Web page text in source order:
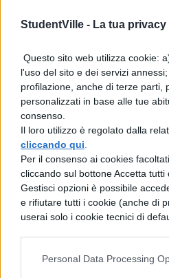
StudentVille - La tua
Questo sito web utilizza cookie:
l'uso del sito e dei servizi
profilazione, anche di terze parti,
personalizzati in base alle tue
consenso.
Il loro utilizzo è regolato dalla
cliccando qui
Per il consenso ai cookies
cliccando sul bottone Accetta
Gestisci opzioni è possibile
e rifiutare tutti i cookie (anche di
userai solo i cookie tecnici di
Personal Data Processing
andranno le cose.
Game of
personaggi
morire
Non possiamo sapere
riprese dell’ottava e
trono di Spade, però
sperare e fare qualche
quanto accaduto